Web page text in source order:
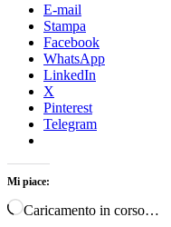
E-mail
Stampa
Facebook
WhatsApp
LinkedIn
X
Pinterest
Telegram
Mi piace:
Caricamento in corso…